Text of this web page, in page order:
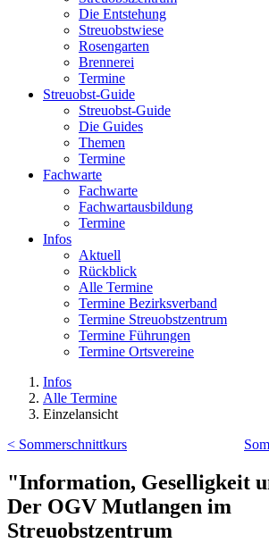
Die Entstehung
Streuobstwiese
Rosengarten
Brennerei
Termine
Streuobst-Guide
Streuobst-Guide
Die Guides
Themen
Termine
Fachwarte
Fachwarte
Fachwartausbildung
Termine
Infos
Aktuell
Rückblick
Alle Termine
Termine Bezirksverband
Termine Streuobstzentrum
Termine Führungen
Termine Ortsvereine
Infos
Alle Termine
Einzelansicht
< Sommerschnittkurs
"Information, Geselligkeit
Der OGV Mutlangen im
Streuobstzentrum